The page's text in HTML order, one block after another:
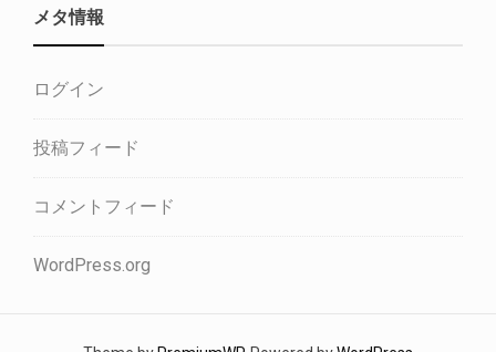
メタ情報
ログイン
投稿フィード
コメントフィード
WordPress.org